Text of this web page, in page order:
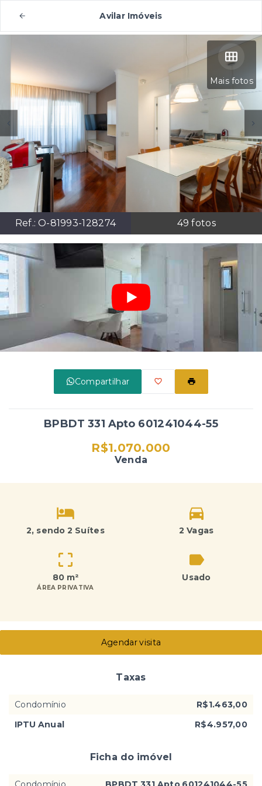
Avilar Imóveis
Mais fotos
Ref.: O-81993-128274 49 fotos
Compartilhar
BPBDT 331 Apto 601241044-55
R$1.070.000
Venda
2, sendo 2 Suítes 2 Vagas
80 m²
ÁREA PRIVATIVA
Usado
Agendar visita
Taxas
Condomínio
R$1.463,00
IPTU Anual
R$4.957,00
Ficha do imóvel